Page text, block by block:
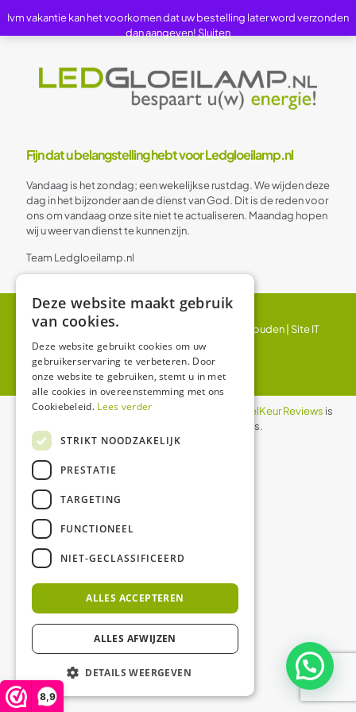
8,9
Fijn dat u belangstelling hebt voor Ledgloeilamp.nl
Vandaag is het zondag; een wekelijkse rustdag. We wijden deze
dag in het bijzonder aan de dienst van God. Dit is de reden voor
ons om vandaag onze site niet te actualiseren. Maandag hopen
wij u weer van dienst te kunnen zijn.
Team Ledgloeilamp.nl
© 2024 Ledgloeilamp | Alle rechten voorbehouden | Site IT
BV
De waardering van ledgloeilamp.nl bij WebwinkelKeur Reviews is
8.9/10 gebaseerd op 1158 reviews.
Ivm vakantie kan het voorkomen dat uw bestelling later word verzonden
dan aangeven! Sluiten
Deze website maakt gebruik
van cookies.
Deze website gebruikt cookies om uw
gebruikerservaring te verbeteren. Door
onze website te gebruiken, stemt u in met
alle cookies in overeenstemming met ons
Cookiebeleid. Lees verder
STRIKT NOODZAKELIJK
PRESTATIE
TARGETING
FUNCTIONEEL
NIET-GECLASSIFICEERD
ALLES ACCEPTEREN
ALLES AFWIJZEN
DETAILS WEERGEVEN